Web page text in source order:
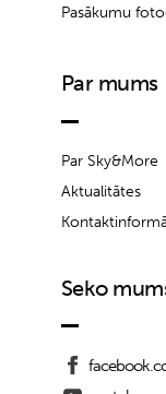
Pasākumu
Par mums
Par Sky&More
Aktualitātes
Seko